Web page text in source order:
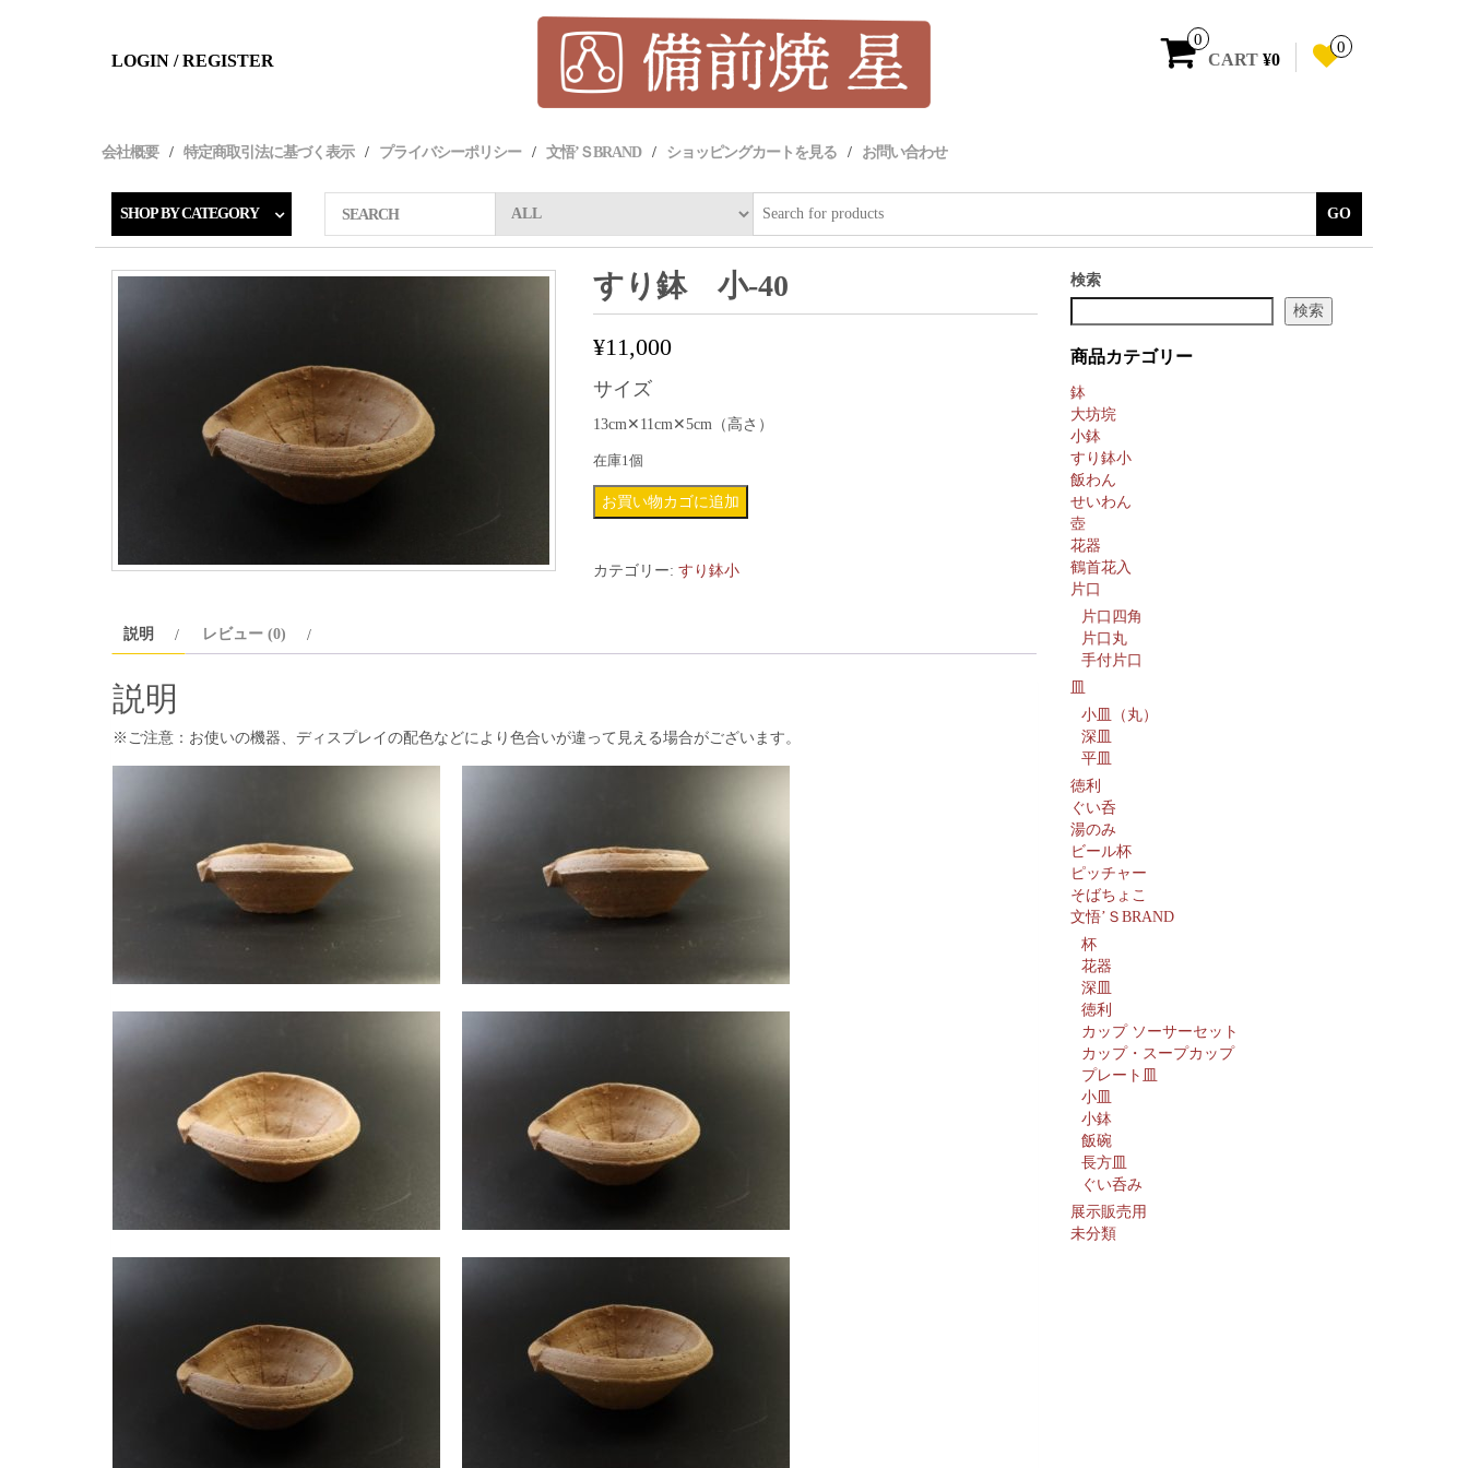
LOGIN / REGISTER
0
CART ¥0
0
会社概要 特定商取引法に基づく表示 プライバシーポリシー 文悟’ＳBRAND ショッピングカートを見る お問い合わせ
SHOP BY CATEGORY SEARCH GO
すり鉢 小-40
¥11,000
サイズ
13cm✕11cm✕5cm（高さ）
在庫1個
す
小-40
お買い物カゴに追加
カテゴリー: すり鉢小
説明 レビュー (0)
説明
※ご注意：お使いの機器、ディスプレイの配色などにより色合いが違って見える場合がございます。
検索
検索
商品カテゴリー
鉢
大坊垸
小鉢
すり鉢小
飯わん
せいわん
壺
花器
鶴首花入
片口
片口四角
片口丸
手付片口
小皿（丸）
深皿
平皿
徳利
ぐい呑
湯のみ
ビール杯
ピッチャー
そばちょこ
文悟’ＳBRAND
杯
花器
深皿
徳利
カップ ソーサーセット
カップ・スープカップ
プレート皿
小皿
小鉢
飯碗
長方皿
ぐい呑み
展示販売用
未分類